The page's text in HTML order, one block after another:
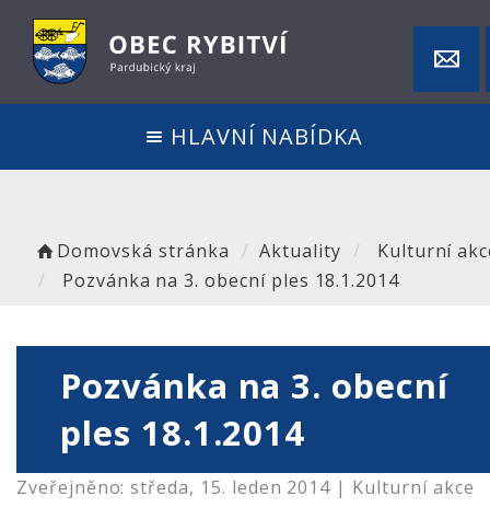
HLAVNÍ NABÍDKA
Domovská stránka Aktuality
Kulturní
Pozvánka na 3. obecní ples 18.1.2014
Pozvánka na 3. obecní
ples 18.1.2014
Zveřejněno: středa, 15. leden 2014 | Kulturní akce